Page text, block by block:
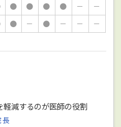
● ● ● ● －
－
● － ● － － －
軽減するのが医師の役割